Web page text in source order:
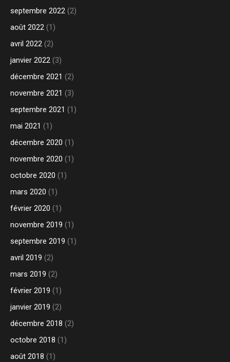
septembre 2022 (2)
août 2022 (1)
avril 2022 (2)
janvier 2022 (3)
décembre 2021 (2)
novembre 2021 (3)
septembre 2021 (1)
mai 2021 (1)
décembre 2020 (1)
novembre 2020 (1)
octobre 2020 (1)
mars 2020 (1)
février 2020 (1)
novembre 2019 (1)
septembre 2019 (1)
avril 2019 (2)
mars 2019 (2)
février 2019 (1)
janvier 2019 (2)
décembre 2018 (2)
octobre 2018 (1)
août 2018 (1)